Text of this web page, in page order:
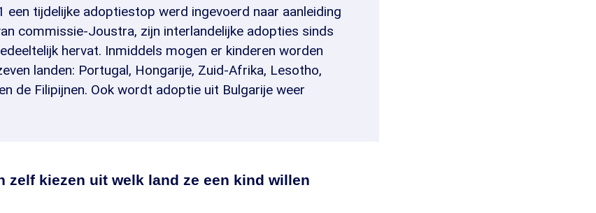
een tijdelijke adoptiestop werd ingevoerd naar aanleiding
commissie-Joustra, zijn interlandelijke adopties sinds
hervat. Inmiddels mogen er kinderen worden
landen: Portugal, Hongarije, Zuid-Afrika, Lesotho,
de Filipijnen. Ook wordt adoptie uit Bulgarije weer
zelf kiezen uit welk land ze een kind willen